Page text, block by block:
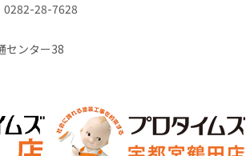
28-7628
センター38